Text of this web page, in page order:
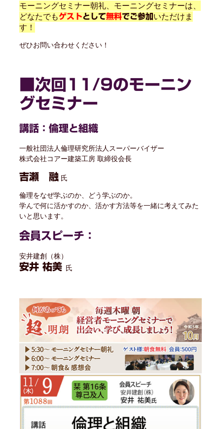
モーニングセミナー朝礼、モーニングセミナーは、
どなたでもゲストとして無料でご参加 いただけま
す！
ぜひお問い合わせください！
■次回11/9のモーニン
グセミナー
講話：倫理と組織
一般社団法人倫理研究所法人スーパーバイザー
株式会社コアー建築工房 取締役会長
吉瀬 融氏
倫理をなぜ学ぶのか、どう学ぶのか。
学んで何に活かすのか、活かす方法等を一緒に考えてみた
いと思います。
会員スピーチ：
安井建創（株）
安井 祐美 氏